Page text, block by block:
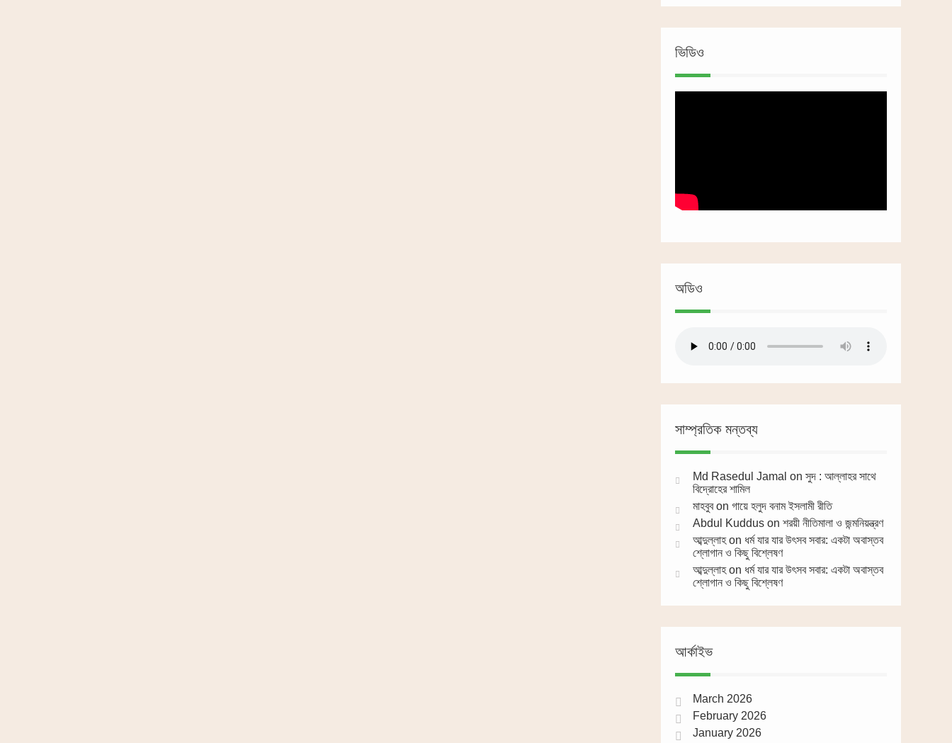
ভিডিও
অডিও
সাম্প্রতিক মন্তব্য
Md Rasedul Jamal on সুদ : আল্লাহর সাথে
বিদ্রোহের শামিল
মাহবুবon গায়ে হলুদ বনাম ইসলামী রীতি
Abdul Kuddus on শরয়ী নীতিমালা ও জন্মনিয়ন্ত্রণ
আব্দুল্লাহon ধর্ম যার যার উৎসব সবার: একটা অবাস্তব
শ্লোগান ও কিছু বিশ্লেষণ
আব্দুল্লাহon ধর্ম যার যার উৎসব সবার: একটা অবাস্তব
শ্লোগান ও কিছু বিশ্লেষণ
আর্কাইভ
March 2026
February 2026
January 2026